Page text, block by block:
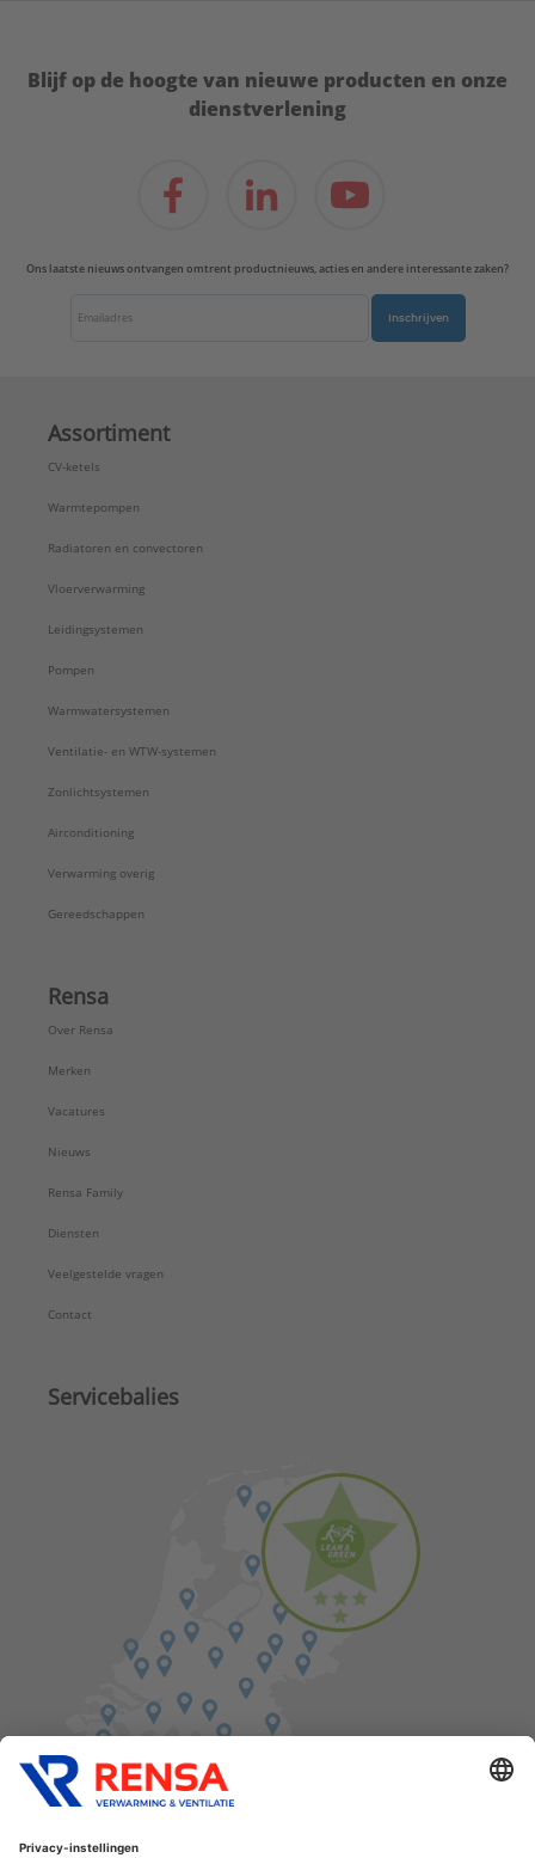
Blijf op de hoogte van nieuwe producten en onze
dienstverlening
Ons laatste nieuws ontvangen omtrent productnieuws, acties en andere interessante zaken?
Inschrijven
Assortiment
CV-ketels
Warmtepompen
Radiatoren en convectoren
Vloerverwarming
Leidingsystemen
Pompen
Warmwatersystemen
Ventilatie- en WTW-systemen
Zonlichtsystemen
Airconditioning
Verwarming overig
Gereedschappen
Rensa
Over Rensa
Merken
Vacatures
Nieuws
Rensa Family
Diensten
Veelgestelde vragen
Contact
Servicebalies